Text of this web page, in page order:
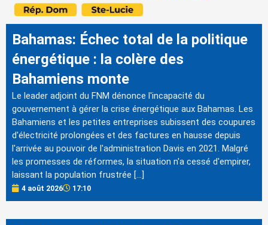
Bahamas: Échec total de la politique
énergétique : la colère des
Bahamiens monte
Le leader adjoint du FNM dénonce l'incapacité du
gouvernement à gérer la crise énergétique aux Bahamas. Les
Bahamiens et les petites entreprises subissent des coupures
d'électricité prolongées et des factures en hausse depuis
l'arrivée au pouvoir de l'administration Davis en 2021. Malgré
les promesses de réformes, la situation n'a cessé d'empirer,
laissant la population frustrée […]
4 août 2026 17:10